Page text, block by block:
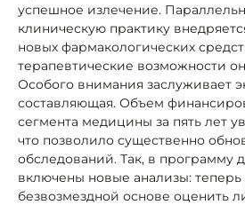
успешное излечение.
клиническую практику
новых фармакологических
терапевтические возможности
Особого внимания заслуживает
составляющая. Объем
сегмента медицины за пять лет
что позволило существенно
обследований. Так, в программу
включены новые анализы: теперь
безвозмездной основе оценить